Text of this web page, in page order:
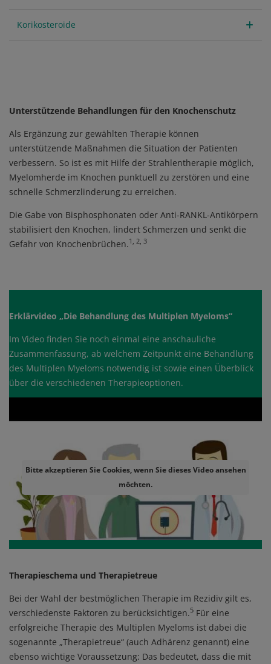
Korikosteroide
Unterstützende Behandlungen für den Knochenschutz
Als Ergänzung zur gewählten Therapie können
unterstützende Maßnahmen die Situation der Patienten
verbessern. So ist es mit Hilfe der Strahlentherapie möglich,
Myelomherde im Knochen punktuell zu zerstören und eine
schnelle Schmerzlinderung zu erreichen.
Die Gabe von Bisphosphonaten oder Anti-RANKL-Antikörpern
stabilisiert den Knochen, lindert Schmerzen und senkt die
Gefahr von Knochenbrüchen.1, 2, 3
Erklärvideo „Die Behandlung des Multiplen Myeloms“
Im Video finden Sie noch einmal eine anschauliche
Zusammenfassung, ab welchem Zeitpunkt eine Behandlung
des Multiplen Myeloms notwendig ist sowie einen Überblick
über die verschiedenen Therapieoptionen.
Bitte akzeptieren Sie Cookies, wenn Sie dieses Video ansehen
möchten.
Therapieschema und Therapietreue
Bei der Wahl der bestmöglichen Therapie im Rezidiv gilt es,
verschiedenste Faktoren zu berücksichtigen.5 Für eine
erfolgreiche Therapie des Multiplen Myeloms ist dabei die
sogenannte „Therapietreue“ (auch Adhärenz genannt) eine
ebenso wichtige Voraussetzung: Das bedeutet, dass die mit